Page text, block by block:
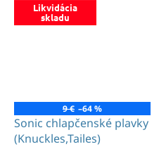
Likvidácia
skladu
9 € –64 %
Sonic chlapčenské plavky
(Knuckles,Tailes)